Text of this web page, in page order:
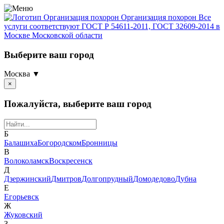
Организация похорон Организация похорон Все
услуги соответствуют ГОСТ Р 54611-2011, ГОСТ 32609-2014 в
Москве Московской области
Выберите ваш город
Москва ▼
×
Пожалуйста, выберите ваш город
Б
БалашихаБогородскомБронницы
В
ВолоколамскВоскресенск
Д
ДзержинскийДмитровДолгопрудныйДомодедовоДубна
Е
Егорьевск
Ж
Жуковский